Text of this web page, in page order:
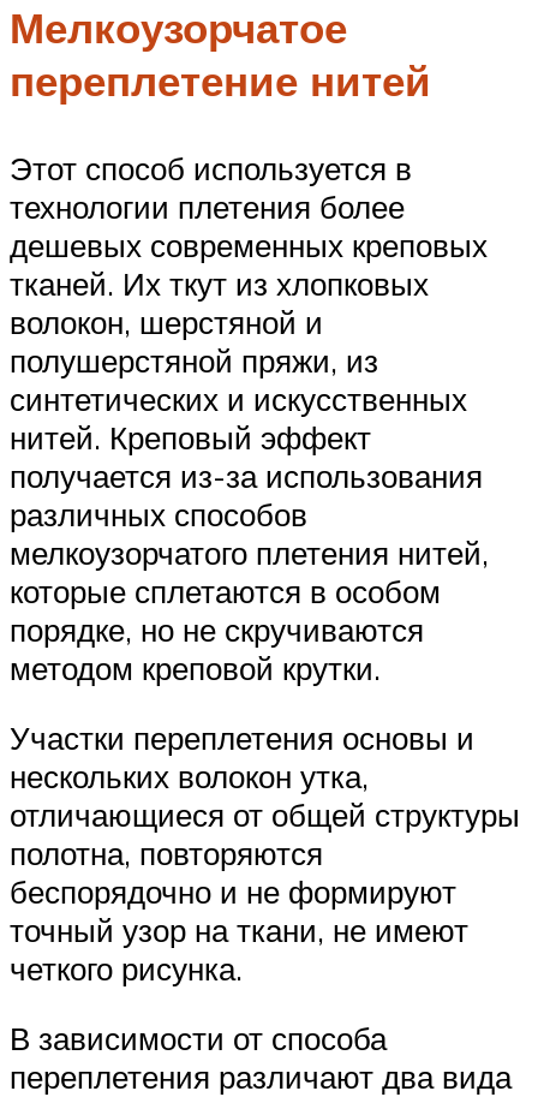
Мелкоузорчатое
переплетение нитей
Этот способ используется в
технологии плетения более
дешевых современных креповых
тканей. Их ткут из хлопковых
волокон, шерстяной и
полушерстяной пряжи, из
синтетических и искусственных
нитей. Креповый эффект
получается из-за использования
различных способов
мелкоузорчатого плетения нитей,
которые сплетаются в особом
порядке, но не скручиваются
методом креповой крутки.
Участки переплетения основы и
нескольких волокон утка,
отличающиеся от общей структуры
полотна, повторяются
беспорядочно и не формируют
точный узор на ткани, не имеют
четкого рисунка.
В зависимости от способа
переплетения различают два вида